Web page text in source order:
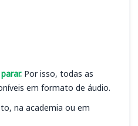
Por isso, todas as
em formato de áudio.
na academia ou em